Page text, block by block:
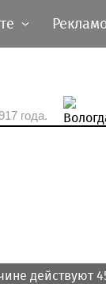
года.
действуют